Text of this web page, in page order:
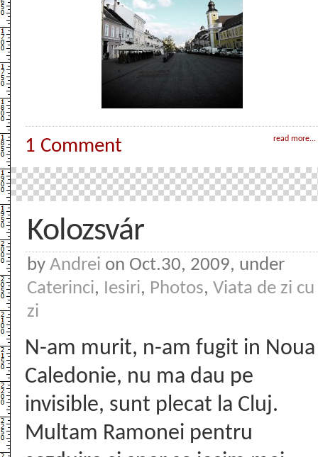
read more...
1 Comment
Kolozsvár
by Andrei on Oct.30, 2009, under
Caterinci, Iesiri, Photos, Viata de zi cu
zi
N-am murit, n-am fugit in Noua
Caledonie, nu ma dau pe
invisible, sunt plecat la Cluj.
Multam Ramonei pentru